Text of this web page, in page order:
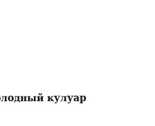
кулуар